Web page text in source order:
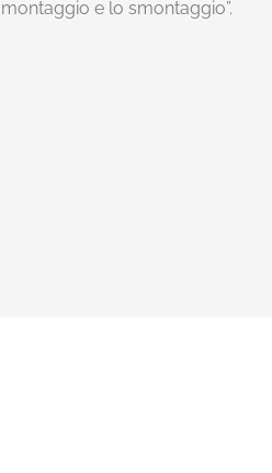
montaggio e lo smontaggio”.